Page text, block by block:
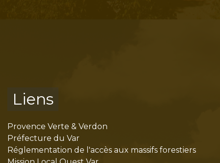
Liens
Provence Verte & Verdon
Préfecture du Var
Réglementation de l'accès aux massifs forestiers